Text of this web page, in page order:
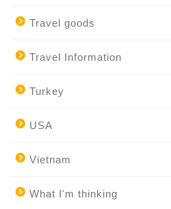
Travel goods
Travel Information
Turkey
USA
Vietnam
What I'm thinking